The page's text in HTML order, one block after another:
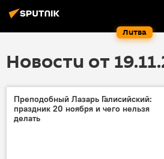
Литва
Новости от
Преподобный Лазарь Галисийский:
праздник 20 ноября и чего нельзя
делать